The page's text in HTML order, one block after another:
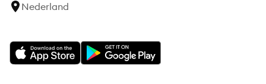
Nederland